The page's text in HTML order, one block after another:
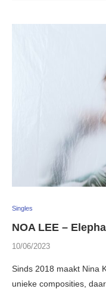
Singles
NOA LEE –
10/06/2023
Sinds 2018 maakt Nina
unieke composities,